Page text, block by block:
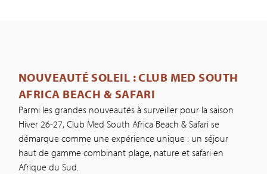
NOUVEAUTÉ SOLEIL : CLUB MED SOUTH
AFRICA BEACH & SAFARI
Parmi les grandes nouveautés à surveiller pour la saison
Hiver 26-27, Club Med South Africa Beach & Safari se
démarque comme une expérience unique : un séjour
haut de gamme combinant plage, nature et safari en
Afrique du Sud.